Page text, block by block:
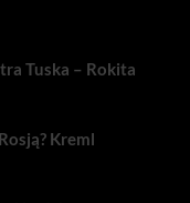
Tuska – Rokita
Kreml